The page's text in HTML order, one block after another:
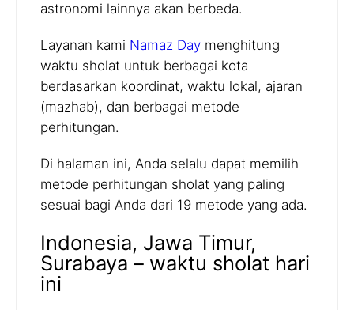
astronomi lainnya akan berbeda.
Layanan kami Namaz Day menghitung
waktu sholat untuk berbagai kota
berdasarkan koordinat, waktu lokal, ajaran
(mazhab), dan berbagai metode
perhitungan.
Di halaman ini, Anda selalu dapat memilih
metode perhitungan sholat yang paling
sesuai bagi Anda dari 19 metode yang ada.
Indonesia, Jawa Timur,
Surabaya – waktu sholat hari
ini